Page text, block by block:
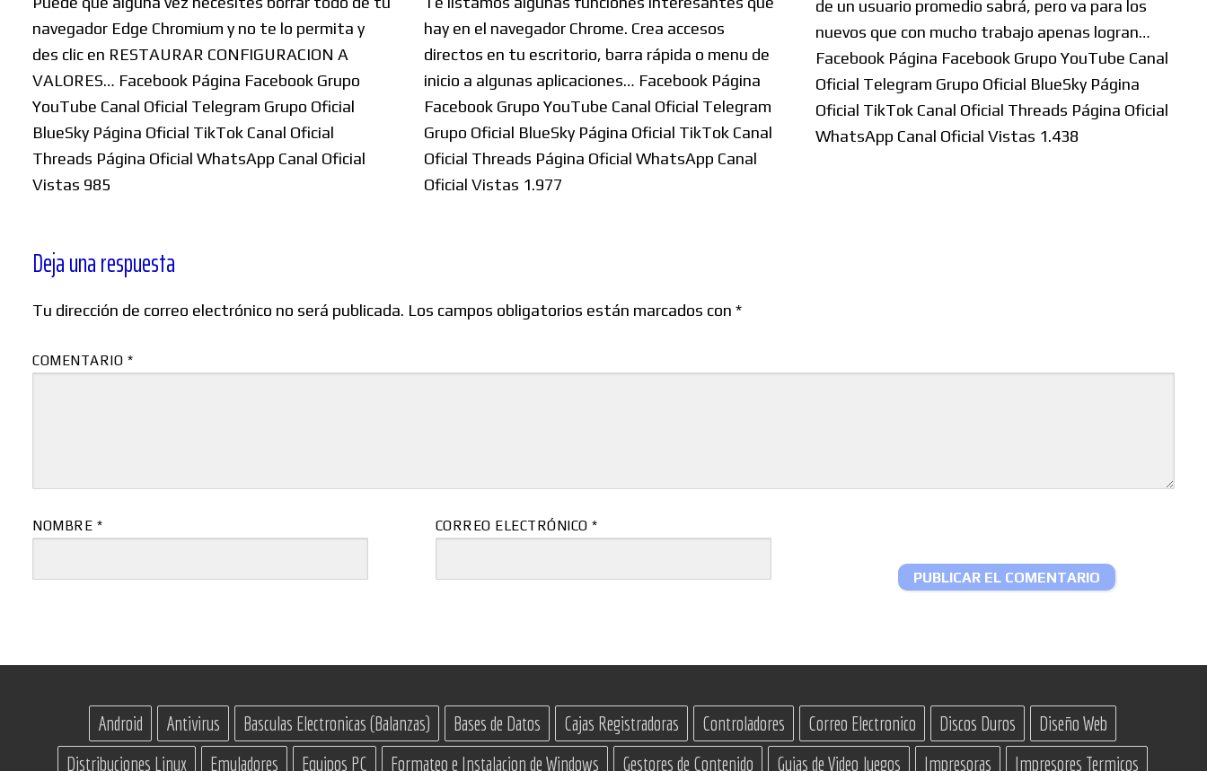
navegador Edge Chromium y no te lo permita y
des clic en RESTAURAR CONFIGURACION A
VALORES… Facebook Página Facebook Grupo
YouTube Canal Oficial Telegram Grupo Oficial
BlueSky Página Oficial TikTok Canal Oficial
Threads Página Oficial WhatsApp Canal Oficial
Vistas 985
hay en el navegador Chrome. Crea accesos
directos en tu escritorio, barra rápida o menu de
inicio a algunas aplicaciones… Facebook Página
Facebook Grupo YouTube Canal Oficial Telegram
Grupo Oficial BlueSky Página Oficial TikTok Canal
Oficial Threads Página Oficial WhatsApp Canal
Oficial Vistas 1.977
de un usuario promedio sabrá, pero va para los
nuevos que con mucho trabajo apenas logran…
Facebook Página Facebook Grupo YouTube Canal
Oficial Telegram Grupo Oficial BlueSky Página
Oficial TikTok Canal Oficial Threads Página Oficial
WhatsApp Canal Oficial Vistas 1.438
Deja una respuesta
Tu dirección de correo electrónico no será publicada. Los campos obligatorios están marcados con *
COMENTARIO *
NOMBRE * CORREO ELECTRÓNICO*
Android Antivirus Basculas Electronicas (Balanzas) Bases de Datos Cajas Registradoras Controladores Correo Electronico Discos Duros
Diseño Web
Distribuciones Linux
Emuladores Equipos PC Formateo e Instalacion de Windows Gestores de Contenido Guias de Video Juegos Impresoras Impresores Termicos